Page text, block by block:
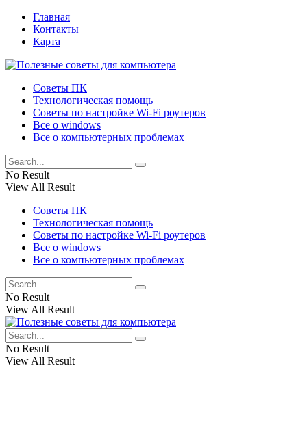
Главная
Контакты
Карта
Советы ПК
Технологическая помощь
Советы по настройке Wi-Fi роутеров
Все о windows
Все о компьютерных проблемах
No Result
View All Result
Советы ПК
Технологическая помощь
Советы по настройке Wi-Fi роутеров
Все о windows
Все о компьютерных проблемах
No Result
View All Result
No Result
View All Result